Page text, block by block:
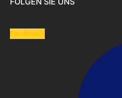
Facebook-f